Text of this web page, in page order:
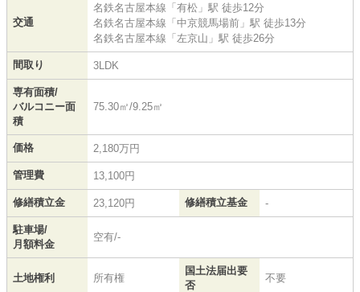
交通
名鉄名古屋本線 「 有松 」駅 徒歩12分
名鉄名古屋本線 「 中京競馬場前 」駅 徒歩13分
名鉄名古屋本線 「 左京山 」駅 徒歩26分
間取り 3LDK
専有面積/
バルコニー面
積
75.30㎡/9.25㎡
価格 2,180万円
管理費 13,100円
修繕積立金 23,120円 修繕積立基金 -
駐車場/
月額料金
空有/-
土地権利 所有権
国土法届出要
否
不要